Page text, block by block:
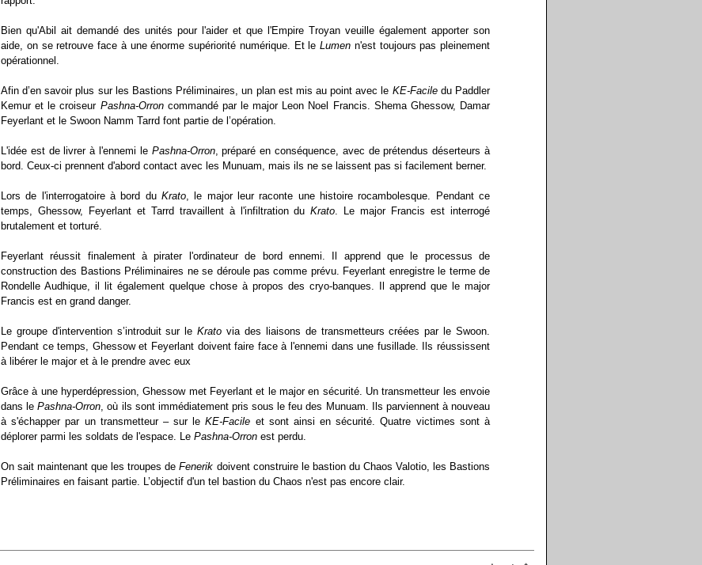
Bien qu'Abil ait demandé des unités pour l'aider et que l'Empire Troyan veuille également apporter son
aide, on se retrouve face à une énorme supériorité numérique. Et le Lumen n'est toujours pas pleinement
opérationnel.
Afin d’en savoir plus sur les Bastions Préliminaires, un plan est mis au point avec le KE-Faciledu Paddler
Kemur et le croiseur Pashna-Orroncommandé par le major Leon Noel Francis. Shema Ghessow, Damar
Feyerlant et le Swoon Namm Tarrd font partie de l’opération.
L'idée est de livrer à l'ennemi le Pashna-Orron, préparé en conséquence, avec de prétendus déserteurs à
bord. Ceux-ci prennent d'abord contact avec les Munuam, mais ils ne se laissent pas si facilement berner.
Lors de l'interrogatoire à bord du Krato, le major leur raconte une histoire rocambolesque. Pendant ce
temps, Ghessow, Feyerlant et Tarrd travaillent à l'infiltration duKrato. Le major Francis est interrogé
brutalement et torturé.
Feyerlant réussit finalement à pirater l'ordinateur de bord ennemi. Il apprend que le processus de
construction des Bastions Préliminaires ne se déroule pas comme prévu. Feyerlant enregistre le terme de
Rondelle Audhique, il lit également quelque chose à propos des cryo-banques. Il apprend que le major
Francis est en grand danger.
Le groupe d'intervention s’introduit sur leKrato via des liaisons de transmetteurs créées par le Swoon.
Pendant ce temps, Ghessow et Feyerlant doivent faire face à l'ennemi dans une fusillade. Ils réussissent
à libérer le major et à le prendre avec eux
Grâce à une hyperdépression, Ghessow met Feyerlant et le major en sécurité. Un transmetteur les envoie
dans lePashna-Orron, où ils sont immédiatement pris sous le feu des Munuam. Ils parviennent à nouveau
à s'échapper par un transmetteur – sur leKE-Facile et sont ainsi en sécurité. Quatre victimes sont à
déplorer parmi les soldats de l'espace. Le Pashna-Orron est perdu.
On sait maintenant que les troupes deFenerik doivent construire le bastion du Chaos Valotio, les Bastions
Préliminaires en faisant partie. L’objectif d'un tel bastion du Chaos n'est pas encore clair.